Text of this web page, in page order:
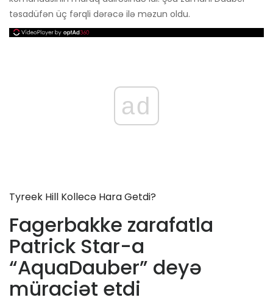
təsadüfən üç fərqli dərəcə ilə məzun oldu.
ad
Tyreek Hill Kollecə Hara Getdi?
Fagerbakke zarafatla
Patrick Star-a
“AquaDauber” deyə
müraciət etdi